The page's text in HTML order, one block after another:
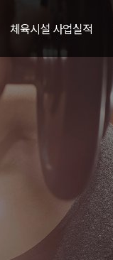
체육시설 사업실적